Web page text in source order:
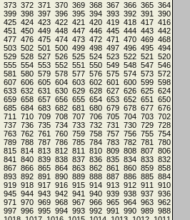
364
365
366
367
368
369
370
371
372
373
390
391
392
393
394
395
396
397
398
399
416
417
418
419
420
421
422
423
424
425
442
443
444
445
446
447
448
449
450
451
468
469
470
471
472
473
474
475
476
477
494
495
496
497
498
499
500
501
502
503
520
521
522
523
524
525
526
527
528
529
546
547
548
549
550
551
552
553
554
555
572
573
574
575
576
577
578
579
580
581
598
599
600
601
602
603
604
605
606
607
624
625
626
627
628
629
630
631
632
633
650
651
652
653
654
655
656
657
658
659
676
677
678
679
680
681
682
683
684
685
702
703
704
705
706
707
708
709
710
711
728
729
730
731
732
733
734
735
736
737
754
755
756
757
758
759
760
761
762
763
780
781
782
783
784
785
786
787
788
789
806
807
808
809
810
811
812
813
814
815
832
833
834
835
836
837
838
839
840
841
858
859
860
861
862
863
864
865
866
867
884
885
886
887
888
889
890
891
892
893
910
911
912
913
914
915
916
917
918
919
936
937
938
939
940
941
942
943
944
945
962
963
964
965
966
967
968
969
970
971
988
989
990
991
992
993
994
995
996
997